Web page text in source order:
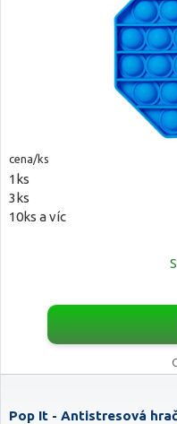
cena/ks
1ks
3ks
10ks a víc
Pop It - Antistresová